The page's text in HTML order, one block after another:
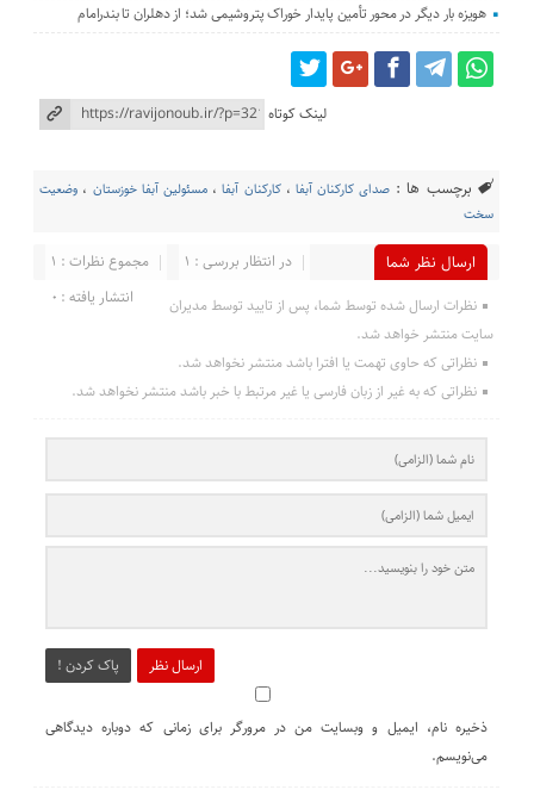
هویزه بار دیگر در محور تأمین پایدار خوراک پتروشیمی شد؛ از دهلران تا بندرامام
لینک کوتاه
برچسب ها : صدای کارکنان آبفا ،کارکنان آبفا،مسئولین آبفا خوزستان ، وضعیت
سخت
ارسال نظر شما مجموع نظرات : 1
در انتظار بررسی : 1
انتشار یافته : 0
نظرات ارسال شده توسط شما، پس از تایید توسط مدیران
سایت منتشر خواهد شد.
نظراتی که حاوی تهمت یا افترا باشد منتشر نخواهد شد.
نظراتی که به غیر از زبان فارسی یا غیر مرتبط با خبر باشد منتشر نخواهد شد.
ارسال نظر پاک کردن !
ذخیره نام، ایمیل و وبسایت من در مرورگر برای زمانی که دوباره دیدگاهی
می‌نویسم.